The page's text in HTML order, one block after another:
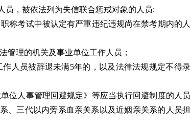
员，被依法列为失信联合惩戒对象的人员;
称考试中被认定有严重违纪违规尚在禁考期内的人
管理的机关及事业单位工作人员；
人员被辞退未满5年的，以及法律法规规定不得录
位人事管理回避规定》等应当执行回避制度的人员
、三代以内旁系血亲关系以及近姻亲关系的人员担